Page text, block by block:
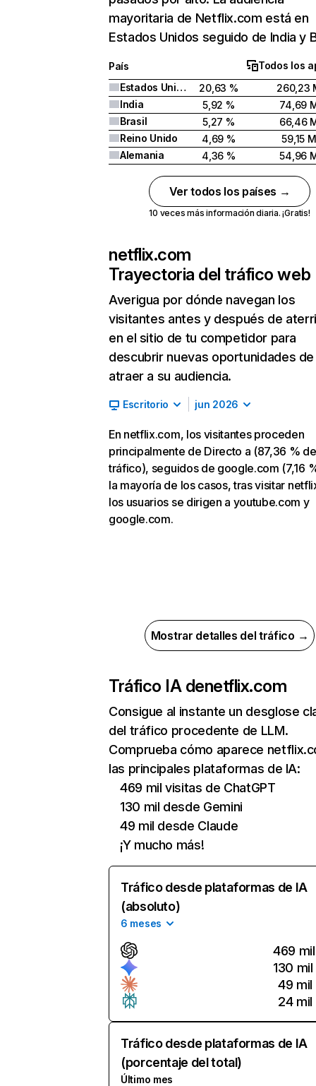
mayoritaria de Netflix.com está en
Estados Unidos seguido de India y
País
Todos los
Estados Unidos
20,63 %
260,23
India
5,92 %
74,69
Brasil
5,27 %
66,46
Reino Unido
4,69 %
59,15 M
Alemania
4,36 % 54,96
Ver todos los países →
10 veces más información diaria. ¡Gratis!
netflix.com
Trayectoria del tráfico web
Averigua por dónde navegan los
visitantes antes y después de
en el sitio de tu competidor para
descubrir nuevas oportunidades de
atraer a su audiencia.
Escritorio jun 2026
En netflix.com, los visitantes proceden
principalmente de Directo a (87,36 % de
tráfico), seguidos de google.com (7,16
la mayoría de los casos, tras visitar
los usuarios se dirigen a youtube.com y
google.com.
Mostrar detalles del tráfico →
Tráfico IA denetflix.com
Consigue al instante un desglose
del tráfico procedente de LLM.
Comprueba cómo aparece
las principales plataformas de IA:
469 mil visitas de ChatGPT
130 mil desde Gemini
49 mil desde Claude
¡Y mucho más!
Tráfico desde plataformas de IA
(absoluto)
6 meses
469 mil
130 mil
49 mil
24 mil
Tráfico desde plataformas de IA
(porcentaje del total)
Último mes